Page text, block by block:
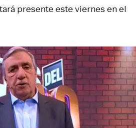
presente este viernes en el